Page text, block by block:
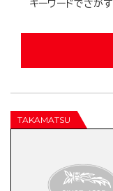
キーワードでさがす